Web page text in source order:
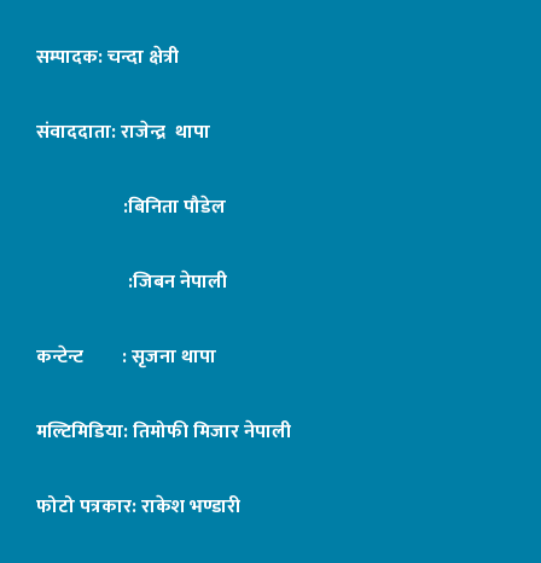
सम्पादक: चन्दा क्षेत्री
संवाददाता: राजेन्द्र थापा
:बिनिता पौडेल
:जिबन नेपाली
कन्टेन्ट : सृजना थापा
मल्टिमिडिया: तिमोफी मिजार नेपाली
फोटो पत्रकार: राकेश भण्डारी